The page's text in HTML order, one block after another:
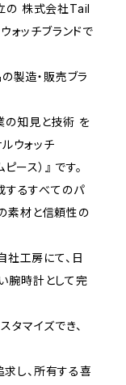
の 株式会社Tail
ッチブランドで
製造・販売ブラ
の知見と技術 を
ウォッチ
ス）』 です。
るすべてのパ
素材と信頼性の
工房にて、日
腕時計として完
タマイズでき、
し、所有する喜